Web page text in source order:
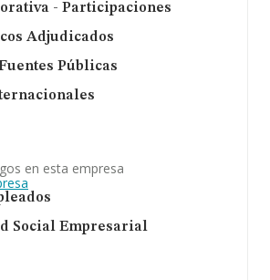
- Participaciones
Adjudicados
Públicas
en esta empresa
Social Empresarial